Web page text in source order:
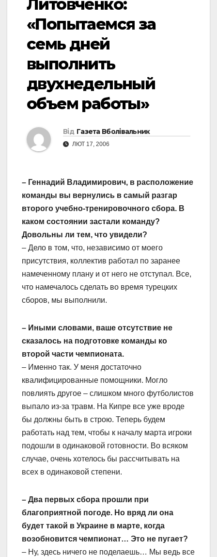
Литовченко:
«Попытаемся за
семь дней
выполнить
двухнедельный
объем работы»
Від Газета Вболівальник
ЛЮТ 17, 2006
– Геннадий Владимирович, в расположение
команды вы вернулись в самый разгар
второго учебно-тренировочного сбора. В
каком состоянии застали команду?
Довольны ли тем, что увидели?
– Дело в том, что, независимо от моего
присутствия, коллектив работал по заранее
намеченному плану и от него не отступал. Все,
что намечалось сделать во время турецких
сборов, мы выполнили.
– Иными словами, ваше отсутствие не
сказалось на подготовке команды ко
второй части чемпионата.
– Именно так. У меня достаточно
квалифицированные помощники. Могло
повлиять другое – слишком много футболистов
выпало из-за травм. На Кипре все уже вроде
бы должны быть в строю. Теперь будем
работать над тем, чтобы к началу марта игроки
подошли в одинаковой готовности. Во всяком
случае, очень хотелось бы рассчитывать на
всех в одинаковой степени.
– Два первых сбора прошли при
благоприятной погоде. Но вряд ли она
будет такой в Украине в марте, когда
возобновится чемпионат… Это не пугает?
– Ну, здесь ничего не поделаешь… Мы ведь все